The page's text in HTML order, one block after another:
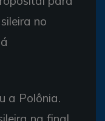
no
a Polônia.